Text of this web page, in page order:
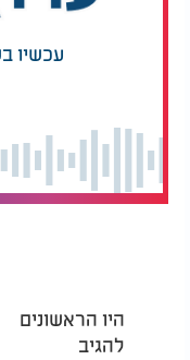
עכשיו
היו הראשונים
להגיב